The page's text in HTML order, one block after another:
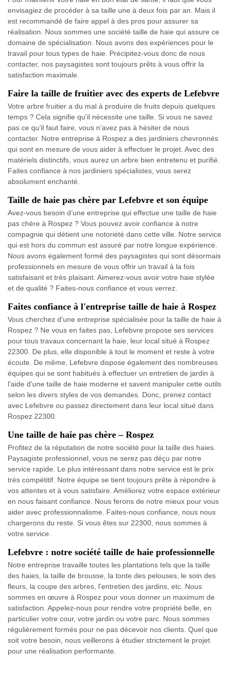
envisagiez de procéder à sa taille une à deux fois par an. Mais il
est recommandé de faire appel à des pros pour assurer sa
réalisation. Nous sommes une société taille de haie qui assure ce
domaine de spécialisation. Nous avons des expériences pour le
travail pour tous types de haie. Précipitez-vous donc de nous
contacter, nos paysagistes sont toujours prêts à vous offrir la
satisfaction maximale.
Faire la taille de fruitier avec des experts de Lefebvre
Votre arbre fruitier a du mal à produire de fruits depuis quelques
temps ? Cela signifie qu'il nécessite une taille. Si vous ne savez
pas ce qu’il faut faire, vous n’avez pas à hésiter de nous
contacter. Notre entreprise à Rospez a des jardiniers chevronnés
qui sont en mesure de vous aider à effectuer le projet. Avec des
matériels distinctifs, vous aurez un arbre bien entretenu et purifié.
Faites confiance à nos jardiniers spécialistes, vous serez
absolument enchanté.
Taille de haie pas chère par Lefebvre et son équipe
Avez-vous besoin d’une entreprise qui effectue une taille de haie
pas chère à Rospez ? Vous pouvez avoir confiance à notre
compagnie qui détient une notoriété dans cette ville. Notre service
qui est hors du commun est assuré par notre longue expérience.
Nous avons également formé des paysagistes qui sont désormais
professionnels en mesure de vous offrir un travail à la fois
satisfaisant et très plaisant. Aimerez-vous avoir votre haie stylée
et de qualité ? Faites-nous confiance et vous verrez.
Faites confiance à l'entreprise taille de haie à Rospez
Vous cherchez d'une entreprise spécialisée pour la taille de haie à
Rospez ? Ne vous en faites pas, Lefebvre propose ses services
pour tous travaux concernant la haie, leur local situé à Rospez
22300. De plus, elle disponible à tout le moment et reste à votre
écoute. De même, Lefebvre dispose également des nombreuses
équipes qui se sont habitués à effectuer un entretien de jardin à
l'aide d'une taille de haie moderne et savent manipuler cette outils
selon les divers styles de vos demandes. Donc, prenez contact
avec Lefebvre ou passez directement dans leur local situé dans
Rospez 22300.
Une taille de haie pas chère – Rospez
Profitez de la réputation de notre société pour la taille des haies.
Paysagiste professionnel, vous ne serez pas déçu par notre
service rapide. Le plus intéressant dans notre service est le prix
très compétitif. Notre équipe se tient toujours prête à répondre à
vos attentes et à vous satisfaire. Améliorez votre espace extérieur
en nous faisant confiance. Nous ferons de notre mieux pour vous
aider avec professionnalisme. Faites-nous confiance, nous nous
chargerons du reste. Si vous êtes sur 22300, nous sommes à
votre service.
Lefebvre : notre société taille de haie professionnelle
Notre entreprise travaille toutes les plantations tels que la taille
des haies, la taille de brousse, la tonte des pelouses, le soin des
fleurs, la coupe des arbres, l'entretien des jardins, etc. Nous
sommes en œuvre à Rospez pour vous donner un maximum de
satisfaction. Appelez-nous pour rendre votre propriété belle, en
particulier votre cour, votre jardin ou votre parc. Nous sommes
régulièrement formés pour ne pas décevoir nos clients. Quel que
soit votre besoin, nous veillerons à étudier strictement le projet
pour une réalisation performante.